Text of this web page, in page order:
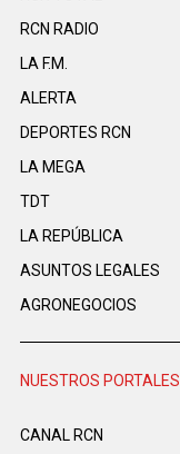
RCN RADIO
LA F.M.
ALERTA
DEPORTES RCN
LA MEGA
TDT
LA REPÚBLICA
ASUNTOS LEGALES
AGRONEGOCIOS
NUESTROS PORTALES
CANAL RCN